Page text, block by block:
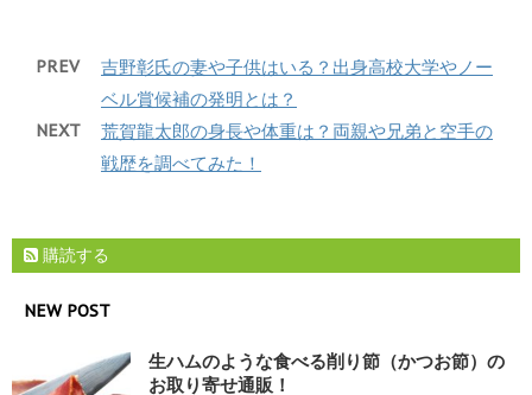
PREV
吉野彰氏の妻や子供はいる？出身高校大学やノー
ベル賞候補の発明とは？
NEXT
荒賀龍太郎の身長や体重は？両親や兄弟と空手の
戦歴を調べてみた！
購読する
NEW POST
生ハムのような食べる削り節（かつお節）の
お取り寄せ通販！